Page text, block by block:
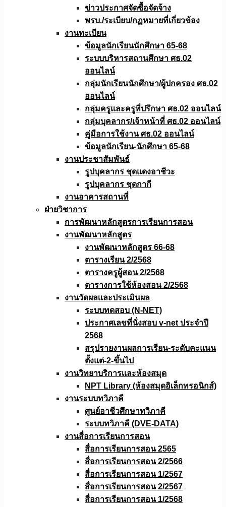
ข่าวประกาศจัดซื้อจัดจ้าง
พรบ./ระเบียบ/กฏหมายที่เกี่ยวข้อง
งานทะเบียน
ข้อมูลนักเรียนนักศึกษา 65-68
ระบบบริหารสถานศึกษา ศธ.02
ออนไลน์
กลุ่มนักเรียนนักศึกษา/ผู้ปกครอง ศธ.02
ออนไลน์
กลุ่มครูและครูที่ปรึกษา ศธ.02 ออนไลน์
กลุ่มบุคลากร/เจ้าหน้าที่ ศธ.02 ออนไลน์
คู่มือการใช้งาน ศธ.02 ออนไลน์
ข้อมูลนักเรียน-นักศึกษา 65-68
งานประชาสัมพันธ์
รูปบุคลากร ชุดแดงอาชีวะ
รูปบุคลากร ชุดกากี
งานอาคารสถานที่
ฝ่ายวิชาการ
การพัฒนาหลักสูตรการเรียนการสอน
งานพัฒนาหลักสูตร
งานพัฒนาหลักสูตร 66-68
ตารางเรียน 2/2568
ตารางครูผู้สอน 2/2568
ตารางการใช้ห้องสอน 2/2568
งานวัดผลเเละประเมินผล
ระบบทดสอบ (N-NET)
ประกาศเลขที่นั่งสอบ v-net ประจำปี
2568
สรุปรายงานผลการเรียน-ระดับคะแนน
ตั้งแต่-2-ขึ้นไป
งานวิทยาบริการเเละห้องสมุด
NPT Library (ห้องสมุดอิเล็กทรอนิกส์)
งานระบบทวิภาคี
ศูนย์อาชีวศึกษาทวิภาคี
ระบบทวิภาคี (DVE-DATA)
งานสื่อการเรียนการสอน
สื่อการเรียนการสอน 2565
สื่อการเรียนการสอน 2/2566
สื่อการเรียนการสอน 1/2567
สื่อการเรียนการสอน 2/2567
สื่อการเรียนการสอน 1/2568